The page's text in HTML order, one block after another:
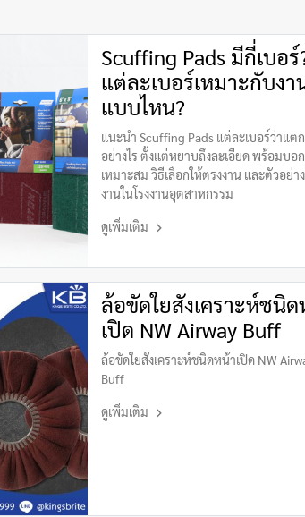
Scuffing Pads มีกี่เบอร์
แต่ละเบอร์เหมาะกับงา
แบบไหน?
แนะนำ Scuffing Pads แต่ละเบอร์ว่าแต
อย่างไร ตั้งแต่หยาบถึงละเอียด พร้อมบอ
เหมาะสม วิธีเลือกให้ตรงงาน และตัวอย่า
งานในโรงงานอุตสาหกรรม
ดูเพิ่มเติม
ล้อขัดใยสังเคราะห์ชนิ
เปิด NW Airway Buff
ล้อขัดใยสังเคราะห์ชนิดหน้าเปิด NW
Buff
ดูเพิ่มเติม